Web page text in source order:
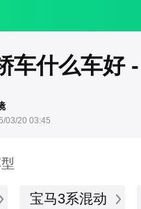
车什么车好
03/20 03:45
宝马3系混动